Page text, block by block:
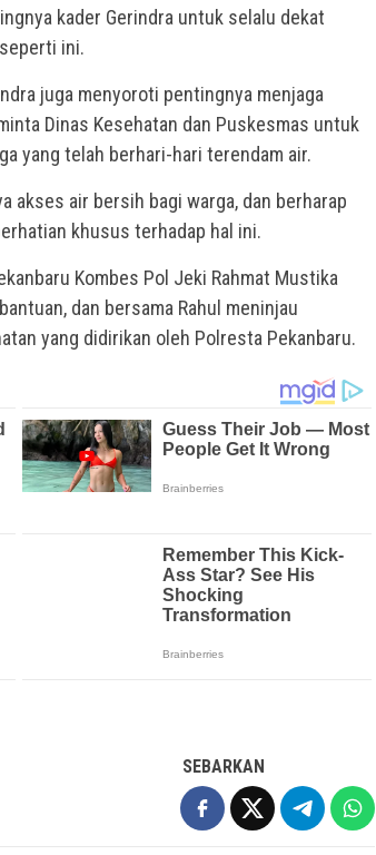
kader Gerindra untuk selalu dekat
ini.
juga menyoroti pentingnya menjaga
Dinas Kesehatan dan Puskesmas untuk
yang telah berhari-hari terendam air.
akses air bersih bagi warga, dan berharap
khusus terhadap hal ini.
Kombes Pol Jeki Rahmat Mustika
dan bersama Rahul meninjau
yang didirikan oleh Polresta Pekanbaru.
SEBARKAN